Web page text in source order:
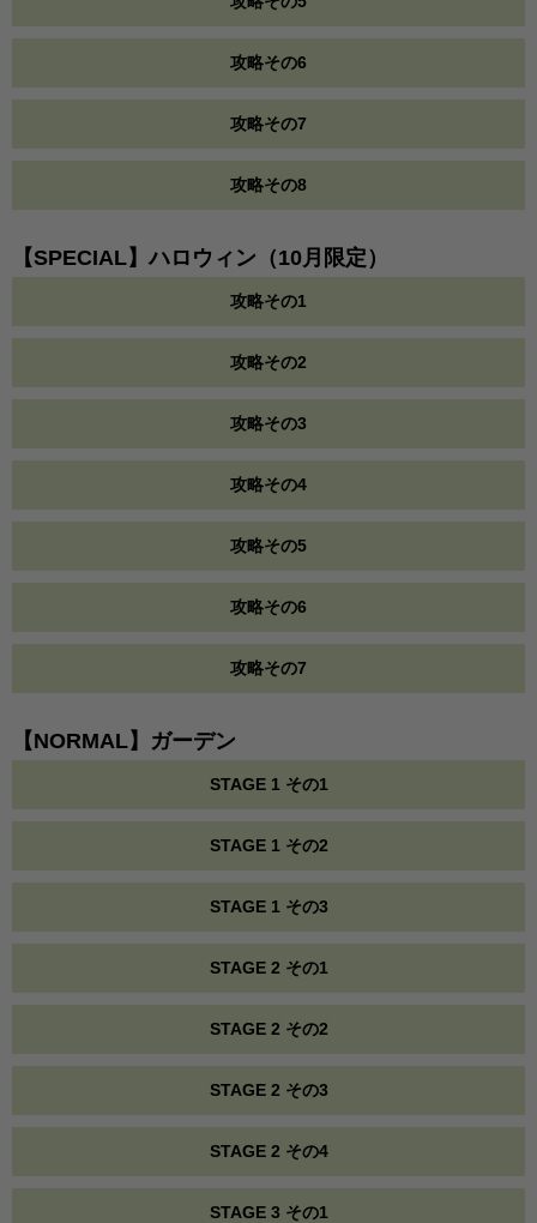
攻略その6
攻略その7
攻略その8
【SPECIAL】ハロウィン（10月限定）
攻略その1
攻略その2
攻略その3
攻略その4
攻略その5
攻略その6
攻略その7
【NORMAL】ガーデン
STAGE 1 その1
STAGE 1 その2
STAGE 1 その3
STAGE 2 その1
STAGE 2 その2
STAGE 2 その3
STAGE 2 その4
STAGE 3 その1